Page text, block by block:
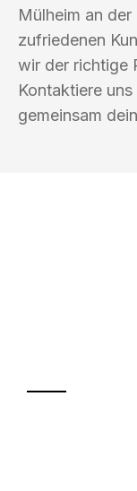
Mülheim an
zufriedenen
wir der richtige
Kontaktiere
gemeinsam